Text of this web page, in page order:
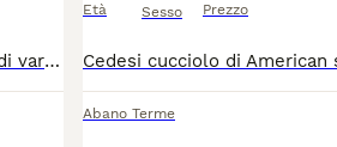
Bellissimi cuccioli di Amstaff American Staffordshire Terrier di vario colore pronti per essere affidati ad una nuova famiglia. Muniti di libretto sanitario con vaccini, ciclo sverminazione, pedigree ENCI. Visibili assieme ai genitori in allevamento in provincia di Bari in Puglia. A cura dell'allevatore consegna a domicilio se richiesto in tutta la regione Puglia ed altre regioni. Per informazioni, chiarimenti, consigli, ecc, contattare l' allevatore al 3348099468
Età Sesso Prezzo
Abano Terme